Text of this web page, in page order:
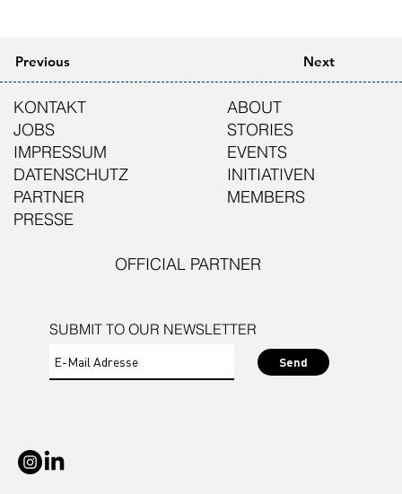
Previous Next
SUBMIT TO OUR NEWSLETTER
Send
KONTAKT
JOBS
IMPRESSUM
DATENSCHUTZ
PARTNER
PRESSE
ABOUT
STORIES
EVENTS
INITIATIVEN
MEMBERS
OFFICIAL PARTNER